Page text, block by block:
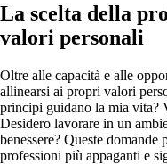
La scelta della
valori personali
Oltre alle capacità e alle
allinearsi ai propri valori
principi guidano la mia vita?
Desidero lavorare in un
benessere? Queste domande
professioni più appaganti e